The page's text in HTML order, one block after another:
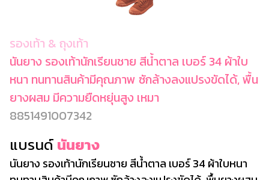
รองเท้า & ถุงเท้า
นันยาง รองเท้านักเรียนชาย สีน้ำตาล เบอร์ 34 ผ้าใบ
หนา ทนทานสินค้ามีคุณภาพ ซักล้างลงแปรงขัดได้, พื้น
ยางผสม มีความยืดหยุ่นสูง เหมา
8851491007342
แบรนด์ นันยาง
นันยาง รองเท้านักเรียนชาย สีน้ำตาล เบอร์ 34 ผ้าใบหนา